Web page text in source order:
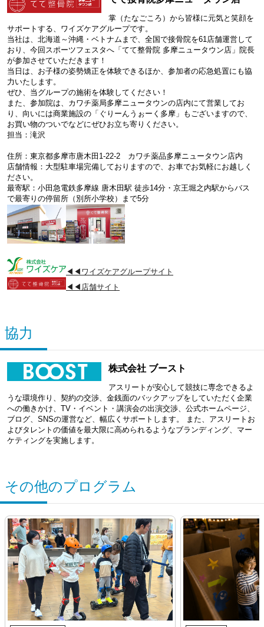
掌（たなごころ）から皆様に元気と笑顔を
サポートする、ワイズケアグループです。
当社は、北海道～沖縄・ベトナムまで、全国で接骨院を61店舗運営して
おり、今回スポーツフェスタへ「てて整骨院 多摩ニュータウン店」院長
が参加させていただきます！
当日は、お子様の姿勢矯正を体験できるほか、参加者の応急処置にも協
力いたします。
ぜひ、当グループの施術を体験してください！
また、参加院は、カワチ薬局多摩ニュータウンの店内にて営業してお
り、向いには商業施設の「ぐりーんうぉーく多摩」もございますので、
お買い物のついでなどにぜひお立ち寄りください。
担当：滝沢
住所：東京都多摩市唐木田1-22-2 カワチ薬品多摩ニュータウン店内
店舗情報：大型駐車場完備しておりますので、お車でお気軽にお越しく
ださい。
最寄駅：小田急電鉄多摩線 唐木田駅 徒歩14分・京王堀之内駅からバス
で最寄りの停留所（別所小学校）まで5分
◀◀ワイズケアグループサイト
◀◀店舗サイト
協力
株式会社 ブースト
アスリートが安心して競技に専念できるよ
うな環境作り、契約の交渉、金銭面のバックアップをしていただく企業
への働きかけ、TV・イベント・講演会の出演交渉、公式ホームページ、
ブログ、SNSの運営など、幅広くサポートします。 また、アスリートお
よびタレントの価値を最大限に高められるようなブランディング、マー
ケティングを実施します。
その他のプログラム